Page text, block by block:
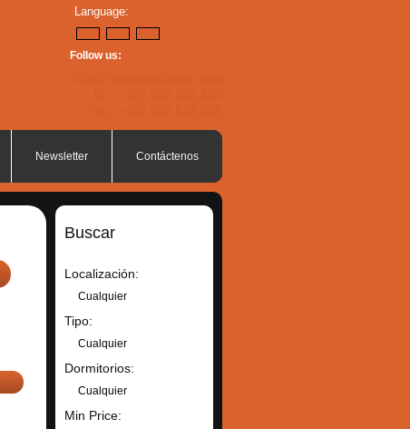
Language:
Follow us:
Newsletter Contáctenos
Buscar
Localización:
Cualquier
Tipo:
Cualquier
Dormitorios:
Cualquier
Min Price: